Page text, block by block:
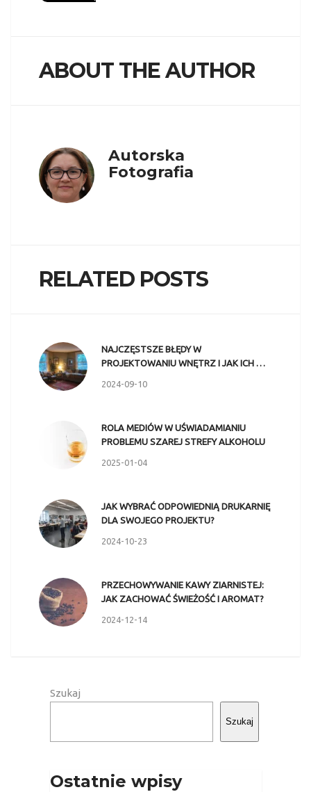
ABOUT THE AUTHOR
Autorska
Fotografia
RELATED POSTS
NAJCZĘSTSZE BŁĘDY W
PROJEKTOWANIU WNĘTRZ I JAK ICH …
2024-09-10
ROLA MEDIÓW W UŚWIADAMIANIU
PROBLEMU SZAREJ STREFY ALKOHOLU
2025-01-04
JAK WYBRAĆ ODPOWIEDNIĄ DRUKARNIĘ
DLA SWOJEGO PROJEKTU?
2024-10-23
PRZECHOWYWANIE KAWY ZIARNISTEJ:
JAK ZACHOWAĆ ŚWIEŻOŚĆ I AROMAT?
2024-12-14
Szukaj
Szukaj
Ostatnie wpisy